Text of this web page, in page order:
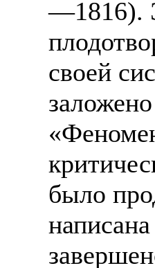
—1816).
своей
было